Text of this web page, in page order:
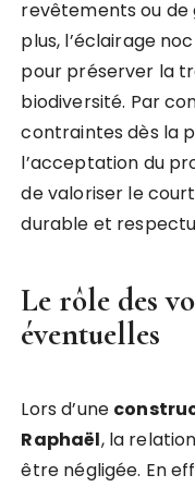
revêtements ou de
plus, l’éclairage
pour préserver la
biodiversité. Par
contraintes dès la
l’acceptation du
de valoriser le
durable et
Le rôle des
éventuelles
Lors d’une
Raphaël, la
être négligée. En